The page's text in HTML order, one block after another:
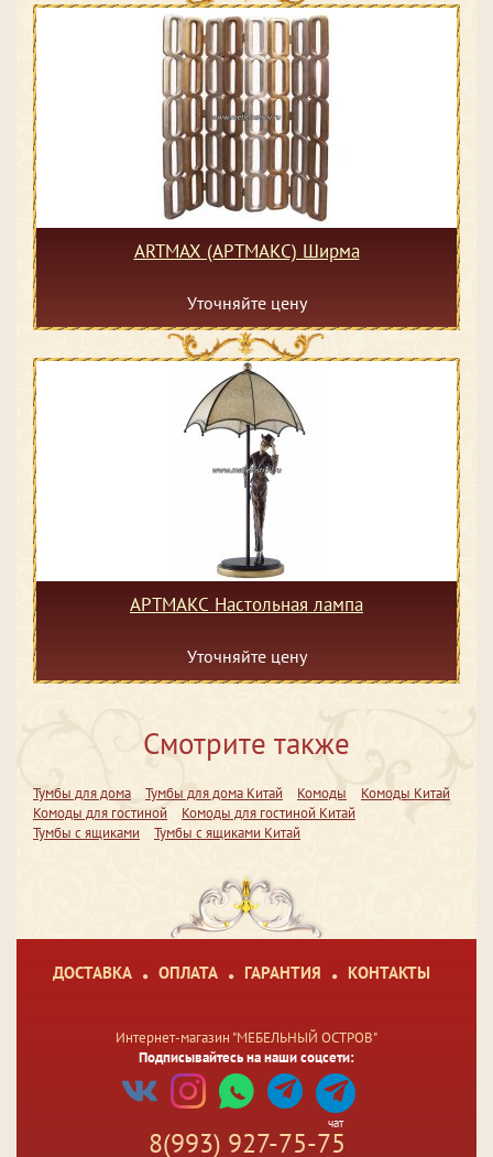
ARTMAX (АРТМАКС) Ширма
Уточняйте цену
АРТМАКС Настольная лампа
Уточняйте цену
Смотрите также
Тумбы для дома Тумбы для дома Китай Комоды
Комоды Китай
Комоды для гостиной
Комоды для гостиной Китай
Тумбы с ящиками
Тумбы с ящиками Китай
ДОСТАВКА ОПЛАТА ГАРАНТИЯ КОНТАКТЫ
Интернет-магазин "МЕБЕЛЬНЫЙ ОСТРОВ"
Подписывайтесь на наши соцсети:
чат
8(993) 927-75-75